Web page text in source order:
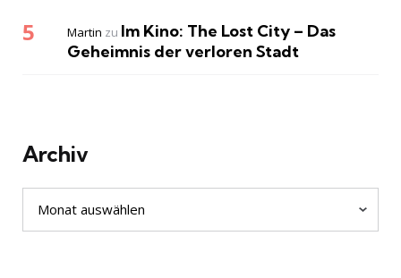
Martin zu Im Kino: The Lost City – Das
Geheimnis der verloren Stadt
Archiv